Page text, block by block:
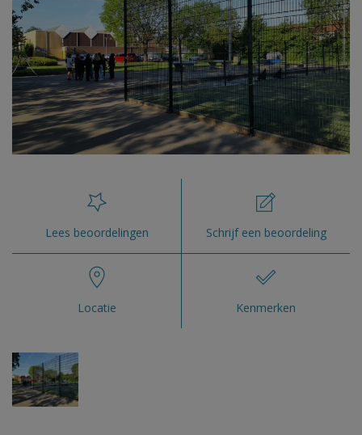
Lees beoordelingen Schrijf een beoordeling
Locatie Kenmerken